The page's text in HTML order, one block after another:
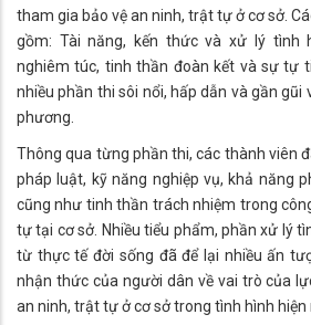
tham gia bảo vệ an ninh, trật tự ở cơ sở.
gồm: Tài năng, kến thức và xử lý tình
nghiêm túc, tinh thần đoàn kết và sự tự
nhiều phần thi sôi nổi, hấp dẫn và gần gũi
phương.
Thông qua từng phần thi, các thành viên
pháp luật, kỹ năng nghiệp vụ, khả năng
cũng như tinh thần trách nhiệm trong
tự tại cơ sở. Nhiều tiểu phẩm, phần xử lý
từ thực tế đời sống đã để lại nhiều ấn
nhận thức của người dân về vai trò của
an ninh, trật tự ở cơ sở trong tình hình hiện